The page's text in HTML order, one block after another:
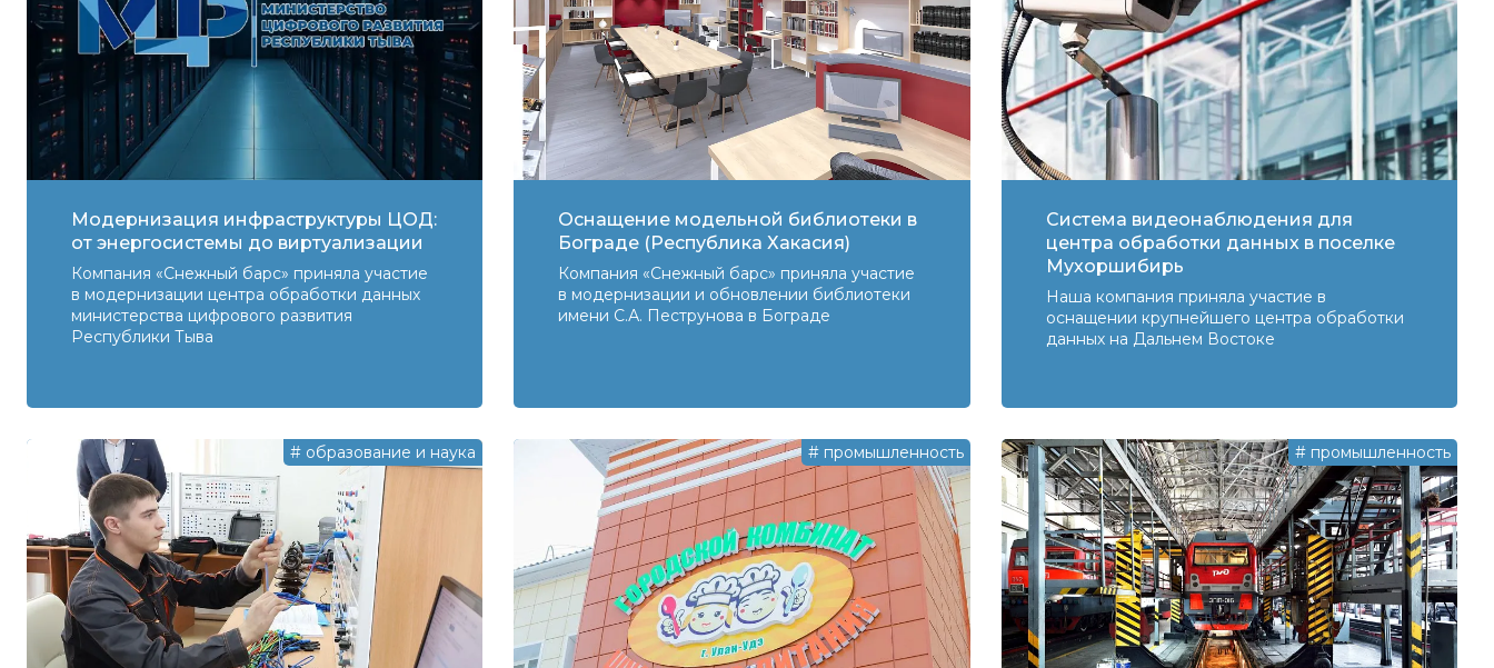
Модернизация инфраструктуры ЦОД:
от энергосистемы до виртуализации
Компания «Снежный барс» приняла участие
в модернизации центра обработки данных
министерства цифрового развития
Республики Тыва
Оснащение модельной библиотеки в
Бограде (Республика Хакасия)
Компания «Снежный барс» приняла участие
в модернизации и обновлении библиотеки
имени С.А. Пеструнова в Бограде
Система видеонаблюдения для
центра обработки данных в поселке
Мухоршибирь
Наша компания приняла участие в
оснащении крупнейшего центра обработки
данных на Дальнем Востоке
# образование и наука # промышленность # промышленность